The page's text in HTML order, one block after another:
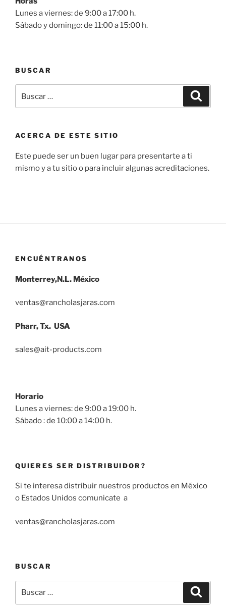
Lunes a viernes: de 9:00 a 17:00 h.
Sábado y domingo: de 11:00 a 15:00 h.
BUSCAR
por:
ACERCA DE ESTE SITIO
Este puede ser un buen lugar para presentarte a ti
mismo y a tu sitio o para incluir algunas acreditaciones.
ENCUÉNTRANOS
Monterrey,N.L. México
ventas@rancholasjaras.com
Pharr, Tx. USA
sales@ait-products.com
Horario
Lunes a viernes: de 9:00 a 19:00 h.
Sábado : de 10:00 a 14:00 h.
QUIERES SER DISTRIBUIDOR?
Si te interesa distribuir nuestros productos en México
o Estados Unidos comunicate a
ventas@rancholasjaras.com
BUSCAR
por: